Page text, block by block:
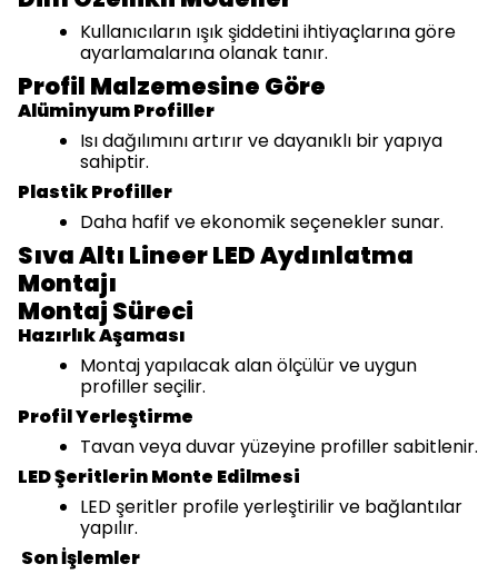
Kullanıcıların ışık şiddetini ihtiyaçlarına göre
ayarlamalarına olanak tanır.
Profil Malzemesine Göre
Alüminyum Profiller
Isı dağılımını artırır ve dayanıklı bir yapıya
sahiptir.
Plastik Profiller
Daha hafif ve ekonomik seçenekler sunar.
Sıva Altı Lineer LED Aydınlatma
Montajı
Montaj Süreci
Hazırlık Aşaması
Montaj yapılacak alan ölçülür ve uygun
profiller seçilir.
Profil Yerleştirme
Tavan veya duvar yüzeyine profiller sabitlenir.
LED Şeritlerin Monte Edilmesi
LED şeritler profile yerleştirilir ve bağlantılar
yapılır.
Son İşlemler